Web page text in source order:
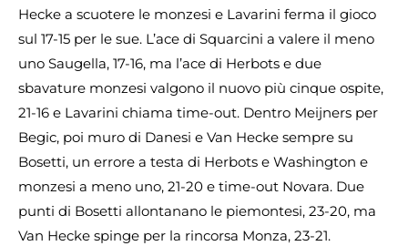
Hecke a scuotere le monzesi e Lavarini ferma il gioco
sul 17-15 per le sue. L’ace di Squarcini a valere il meno
uno Saugella, 17-16, ma l’ace di Herbots e due
sbavature monzesi valgono il nuovo più cinque ospite,
21-16 e Lavarini chiama time-out. Dentro Meijners per
Begic, poi muro di Danesi e Van Hecke sempre su
Bosetti, un errore a testa di Herbots e Washington e
monzesi a meno uno, 21-20 e time-out Novara. Due
punti di Bosetti allontanano le piemontesi, 23-20, ma
Van Hecke spinge per la rincorsa Monza, 23-21.